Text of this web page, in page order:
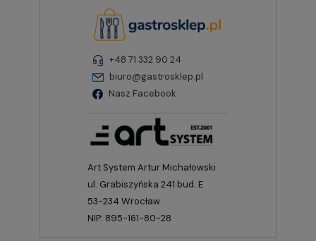
+48 71 332 90 24
biuro@gastrosklep.pl
Nasz Facebook
Art System Artur Michałowski
ul. Grabiszyńska 241 bud. E
53-234 Wrocław
NIP: 895-161-80-28